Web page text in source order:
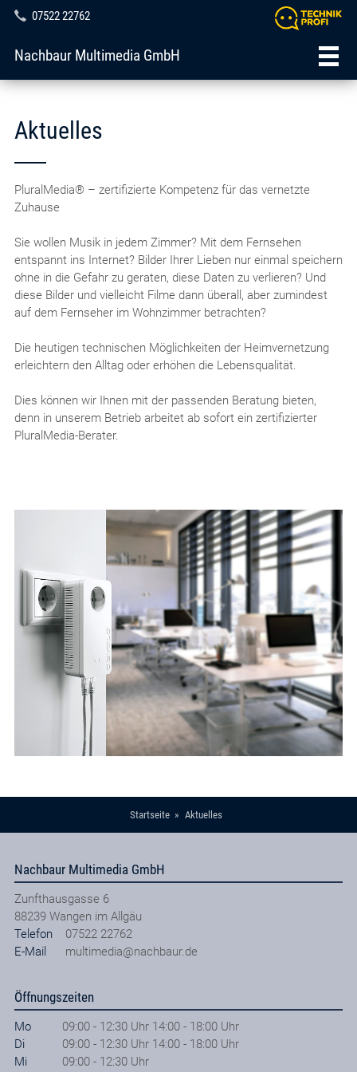
07522 22762
Nachbaur Multimedia GmbH
Aktuelles
PluralMedia® – zertifizierte Kompetenz für das vernetzte
Zuhause
Sie wollen Musik in jedem Zimmer? Mit dem Fernsehen
entspannt ins Internet? Bilder Ihrer Lieben nur einmal speichern
ohne in die Gefahr zu geraten, diese Daten zu verlieren? Und
diese Bilder und vielleicht Filme dann überall, aber zumindest
auf dem Fernseher im Wohnzimmer betrachten?
Die heutigen technischen Möglichkeiten der Heimvernetzung
erleichtern den Alltag oder erhöhen die Lebensqualität.
Dies können wir Ihnen mit der passenden Beratung bieten,
denn in unserem Betrieb arbeitet ab sofort ein zertifizierter
PluralMedia-Berater.
Startseite Aktuelles
Nachbaur Multimedia GmbH
Zunfthausgasse 6
88239 Wangen im Allgäu
Telefon
07522 22762
E-Mail
multimedia@nachbaur.de
Öffnungszeiten
Mo
09:00 - 12:30 Uhr 14:00 - 18:00 Uhr
Di
09:00 - 12:30 Uhr 14:00 - 18:00 Uhr
Mi
09:00 - 12:30 Uhr